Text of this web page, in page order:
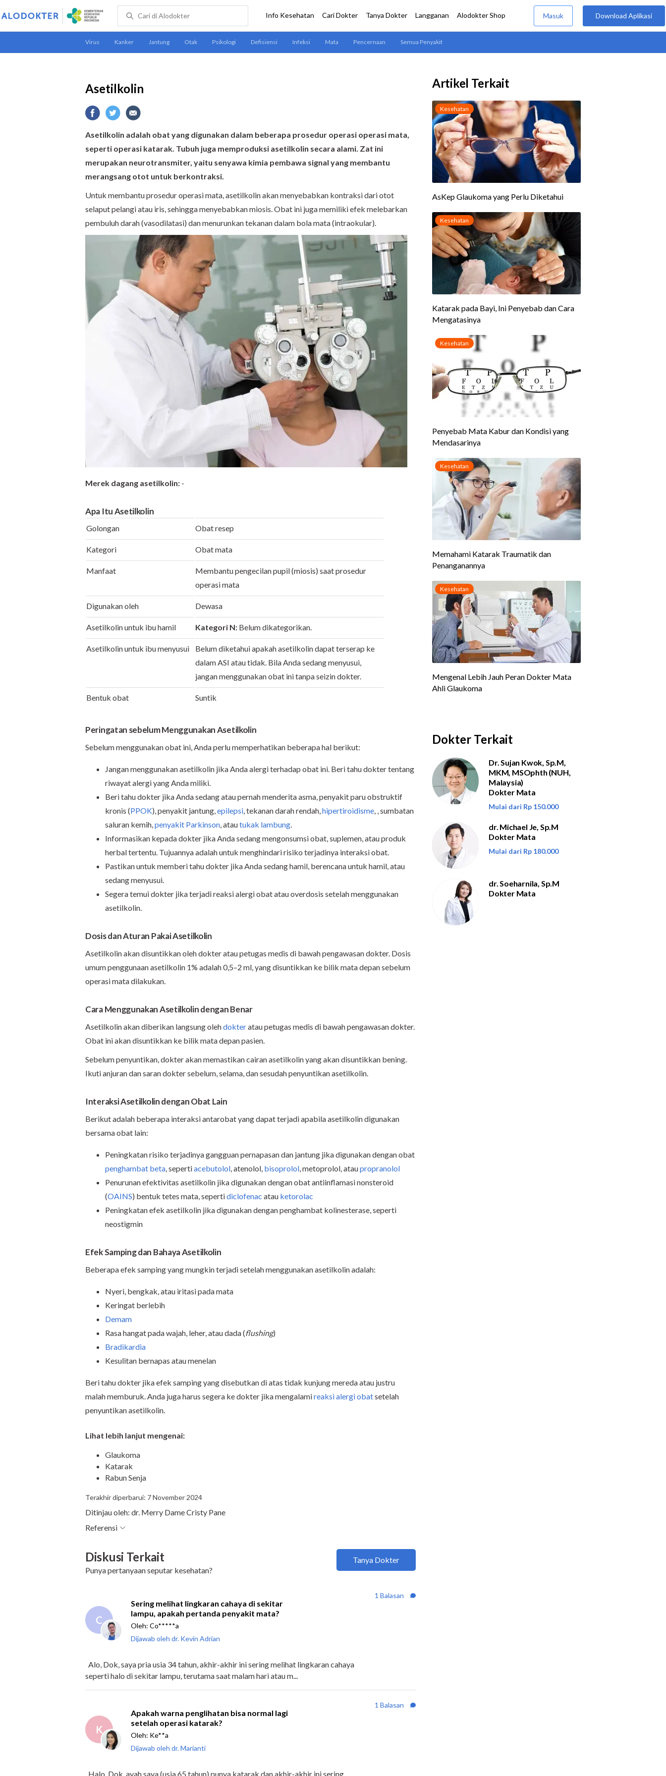
Asetilkolin
Asetilkolin adalah obat yang digunakan dalam beberapa prosedur operasi operasi mata,
seperti operasi katarak. Tubuh juga memproduksi asetilkolin secara alami. Zat ini
merupakan neurotransmiter, yaitu senyawa kimia pembawa signal yang membantu
merangsang otot untuk berkontraksi.
Untuk membantu prosedur operasi mata, asetilkolin akan menyebabkan kontraksi dari otot
selaput pelangi atau iris, sehingga menyebabkan miosis. Obat ini juga memiliki efek melebarkan
pembuluh darah (vasodilatasi) dan menurunkan tekanan dalam bola mata (intraokular).
Merek dagang asetilkolin: -
Apa Itu Asetilkolin
Golongan Obat resep
Kategori Obat mata
Manfaat
Membantu pengecilan pupil (miosis) saat prosedur
operasi mata
Digunakan oleh Dewasa
Asetilkolin untuk ibu hamil Kategori N: Belum dikategorikan.
Asetilkolin untuk ibu menyusui
Belum diketahui apakah asetilkolin dapat terserap ke
dalam ASI atau tidak. Bila Anda sedang menyusui,
jangan menggunakan obat ini tanpa seizin dokter.
Bentuk obat Suntik
Peringatan sebelum Menggunakan Asetilkolin
Sebelum menggunakan obat ini, Anda perlu memperhatikan beberapa hal berikut:
Jangan menggunakan asetilkolin jika Anda alergi terhadap obat ini. Beri tahu dokter tentang
riwayat alergi yang Anda miliki.
Beri tahu dokter jika Anda sedang atau pernah menderita asma, penyakit paru obstruktif
kronis (PPOK), penyakit jantung,epilepsi, tekanan darah rendah,hipertiroidisme, , sumbatan
saluran kemih,penyakit Parkinson, atautukak lambung.
Informasikan kepada dokter jika Anda sedang mengonsumsi obat, suplemen, atau produk
herbal tertentu. Tujuannya adalah untuk menghindari risiko terjadinya interaksi obat.
Pastikan untuk memberi tahu dokter jika Anda sedang hamil, berencana untuk hamil, atau
sedang menyusui.
Segera temui dokter jika terjadi reaksi alergi obat atau overdosis setelah menggunakan
asetilkolin.
Dosis dan Aturan Pakai Asetilkolin
Asetilkolin akan disuntikkan oleh dokter atau petugas medis di bawah pengawasan dokter. Dosis
umum penggunaan asetilkolin 1% adalah 0,5–2 ml, yang disuntikkan ke bilik mata depan sebelum
operasi mata dilakukan.
Cara Menggunakan Asetilkolin dengan Benar
Asetilkolin akan diberikan langsung olehdokteratau petugas medis di bawah pengawasan dokter.
Obat ini akan disuntikkan ke bilik mata depan pasien.
Sebelum penyuntikan, dokter akan memastikan cairan asetilkolin yang akan disuntikkan bening.
Ikuti anjuran dan saran dokter sebelum, selama, dan sesudah penyuntikan asetilkolin.
Interaksi Asetilkolin dengan Obat Lain
Berikut adalah beberapa interaksi antarobat yang dapat terjadi apabila asetilkolin digunakan
bersama obat lain:
Peningkatan risiko terjadinya gangguan pernapasan dan jantung jika digunakan dengan obat
penghambat beta, sepertiacebutolol, atenolol, bisoprolol, metoprolol, ataupropranolol
Penurunan efektivitas asetilkolin jika digunakan dengan obat antiinflamasi nonsteroid
(OAINS) bentuk tetes mata, sepertidiclofenac atau ketorolac
Peningkatan efek asetilkolin jika digunakan dengan penghambat kolinesterase, seperti
neostigmin
Efek Samping dan Bahaya Asetilkolin
Beberapa efek samping yang mungkin terjadi setelah menggunakan asetilkolin adalah:
Nyeri, bengkak, atau iritasi pada mata
Keringat berlebih
Demam
Rasa hangat pada wajah, leher, atau dada (flushing)
Bradikardia
Kesulitan bernapas atau menelan
Beri tahu dokter jika efek samping yang disebutkan di atas tidak kunjung mereda atau justru
malah memburuk. Anda juga harus segera ke dokter jika mengalamireaksi alergi obatsetelah
penyuntikan asetilkolin.
Lihat lebih lanjut mengenai:
Glaukoma
Katarak
Rabun Senja
Terakhir diperbarui: 7 November 2024
Artikel Terkait
Dokter Terkait